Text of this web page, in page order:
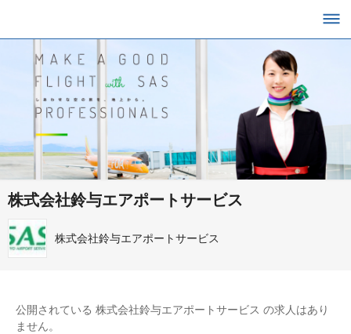
株式会社鈴与エアポートサービス
株式会社鈴与エアポートサービス
公開されている 株式会社鈴与エアポートサービス の求人はあり
ません。